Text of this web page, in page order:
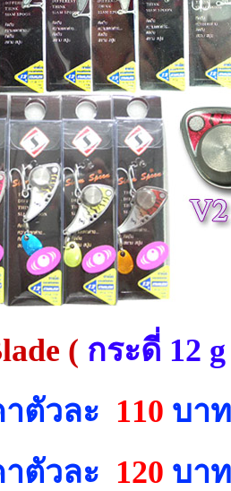
( กระดี่ 12 g
ตัวละ 110 บาท
ตัวละ 120 บาท